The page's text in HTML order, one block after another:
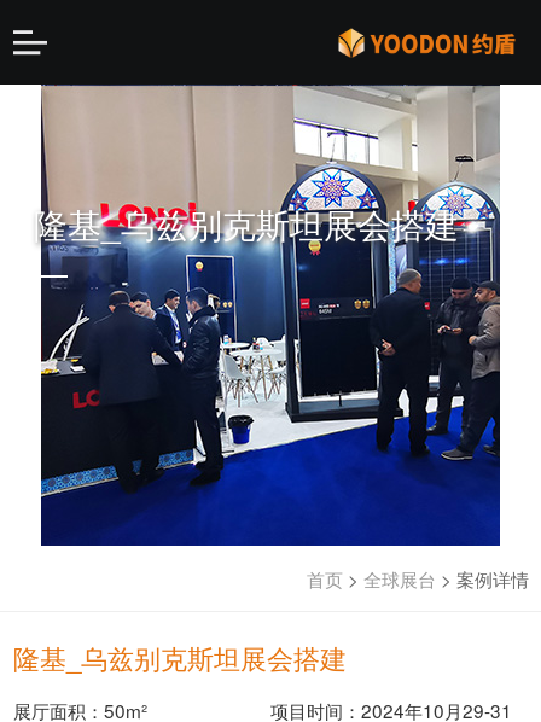
隆基_乌兹别克斯坦展会搭建
首页 > 全球展台 > 案例详情
隆基_乌兹别克斯坦展会搭建
展厅面积：50m²
项目时间：2024年10月29-31